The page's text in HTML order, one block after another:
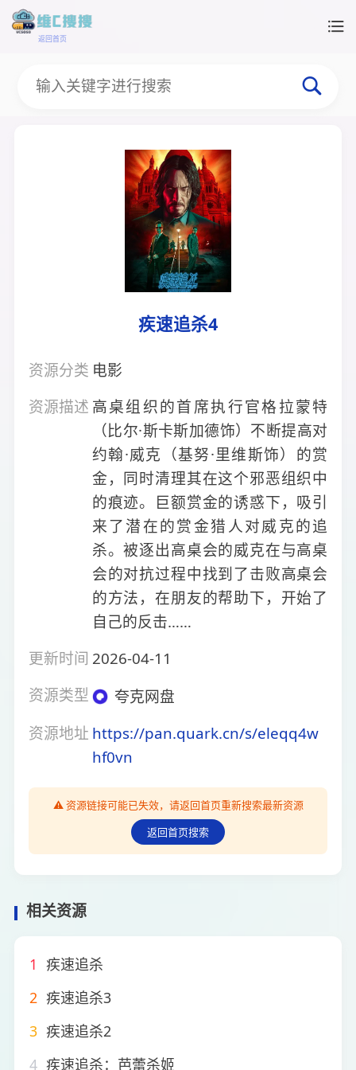
返回首页
疾速追杀4
资源分类 电影
资源描述 高桌组织的首席执行官格拉蒙特
（比尔·斯卡斯加德饰）不断提高对
约翰·威克（基努·里维斯饰）的赏
金，同时清理其在这个邪恶组织中
的痕迹。巨额赏金的诱惑下，吸引
来了潜在的赏金猎人对威克的追
杀。被逐出高桌会的威克在与高桌
会的对抗过程中找到了击败高桌会
的方法，在朋友的帮助下，开始了
自己的反击……
更新时间 2026-04-11
资源类型
夸克网盘
资源地址 https://pan.quark.cn/s/eleqq4w
hf0vn
⚠️ 资源链接可能已失效，请返回首页重新搜索最新资源
返回首页搜索
相关资源
1 疾速追杀
2 疾速追杀3
3 疾速追杀2
4 疾速追杀：芭蕾杀姬